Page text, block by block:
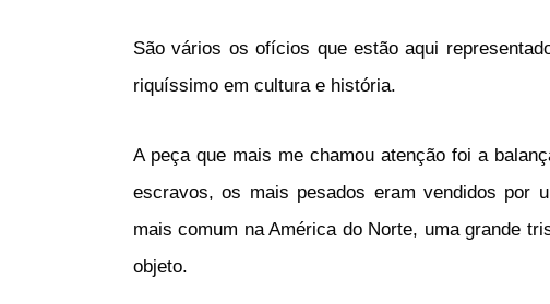
São vários os ofícios que estão aqui
riquíssimo em cultura e história.
A peça que mais me chamou atenção foi a
escravos, os mais pesados eram vendidos por
mais comum na América do Norte, uma grande
objeto.